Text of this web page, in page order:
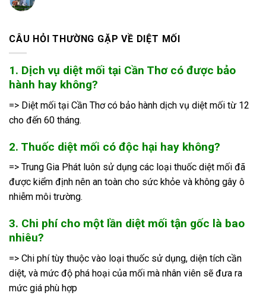
CÂU HỎI THƯỜNG GẶP VỀ DIỆT MỐI
1. Dịch vụ diệt mối tại Cần Thơ có được bảo
hành hay không?
=> Diệt mối tại Cần Thơ có bảo hành dịch vụ diệt mối từ 12
cho đến 60 tháng.
2. Thuốc diệt mối có độc hại hay không?
=> Trung Gia Phát luôn sử dụng các loại thuốc diệt mối đã
được kiểm định nên an toàn cho sức khỏe và không gây ô
nhiễm môi trường.
3. Chi phí cho một lần diệt mối tận gốc là bao
nhiêu?
=> Chi phí tùy thuộc vào loại thuốc sử dụng, diện tích cần
diệt, và mức độ phá hoại của mối mà nhân viên sẽ đưa ra
mức giá phù hợp